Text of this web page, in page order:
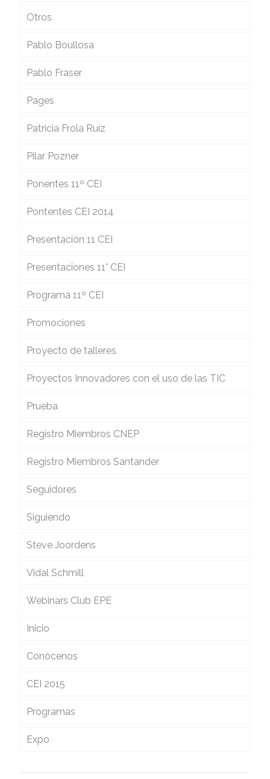
Otros
Pablo Boullosa
Pablo Fraser
Pages
Patricia Frola Ruíz
Pilar Pozner
Ponentes 11º CEI
Pontentes CEI 2014
Presentación 11 CEI
Presentaciones 11° CEI
Programa 11º CEI
Promociones
Proyecto de talleres
Proyectos Innovadores con el uso de las TIC
Prueba
Registro Miembros CNEP
Registro Miembros Santander
Seguidores
Siguiendo
Steve Joordens
Vidal Schmill
Webinars Club EPE
Inicio
Conócenos
CEI 2015
Programas
Expo